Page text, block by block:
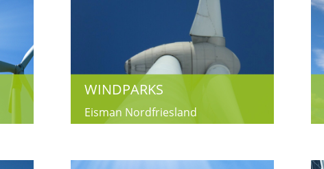
WINDPARKS
Eisman Nordfriesland